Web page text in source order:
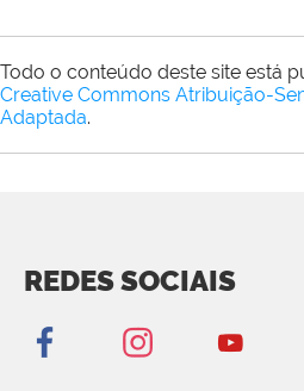
Todo o conteúdo deste site está
Creative Commons Atribuição-
Adaptada.
REDES SOCIAIS